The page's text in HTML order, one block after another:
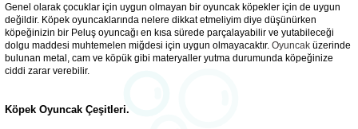
Genel olarak çocuklar için uygun olmayan bir oyuncak köpekler için de uygun
değildir. Köpek oyuncaklarında nelere dikkat etmeliyim diye düşünürken
köpeğinizin bir Peluş oyuncağı en kısa sürede parçalayabilir ve yutabileceği
dolgu maddesi muhtemelen miğdesi için uygun olmayacaktır. Oyuncak üzerinde
bulunan metal, cam ve köpük gibi materyaller yutma durumunda köpeğinize
ciddi zarar verebilir.
Köpek Oyuncak Çeşitleri.